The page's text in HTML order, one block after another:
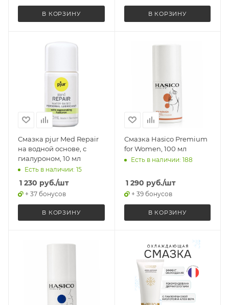
В КОРЗИНУ В КОРЗИНУ
Смазка pjur Med Repair
на водной основе, с
гиалуроном, 10 мл
Есть в наличии: 15
1 230 руб./шт
+ 37 бонусов
В КОРЗИНУ
Смазка Hasico Premium
for Women, 100 мл
Есть в наличии: 188
1 290 руб./шт
+ 39 бонусов
В КОРЗИНУ